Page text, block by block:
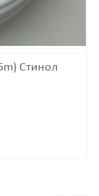
Стинол